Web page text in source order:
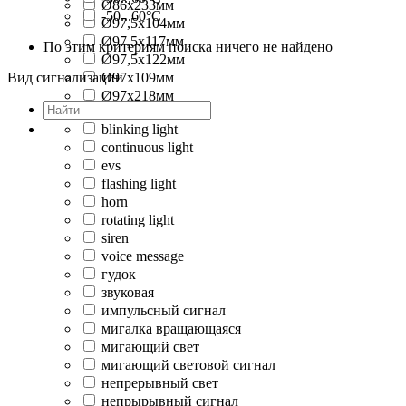
Ø86x233мм
Ø97,5x104мм
Ø97,5x117мм
Ø97,5x122мм
Ø97x109мм
Ø97x218мм
-50...60°C
По этим критериям поиска ничего не найдено
Вид сигнализации
blinking light
continuous light
evs
flashing light
horn
rotating light
siren
voice message
гудок
звуковая
импульсный сигнал
мигалка вращающаяся
мигающий свет
мигающий световой сигнал
непрерывный свет
непрырывный сигнал